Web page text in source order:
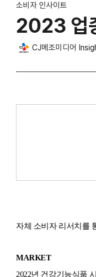
소비자 인사이트
2023 업
CJ메조미디어
자체 소비자 리서치를
MARKET
2022년 건강기능식품